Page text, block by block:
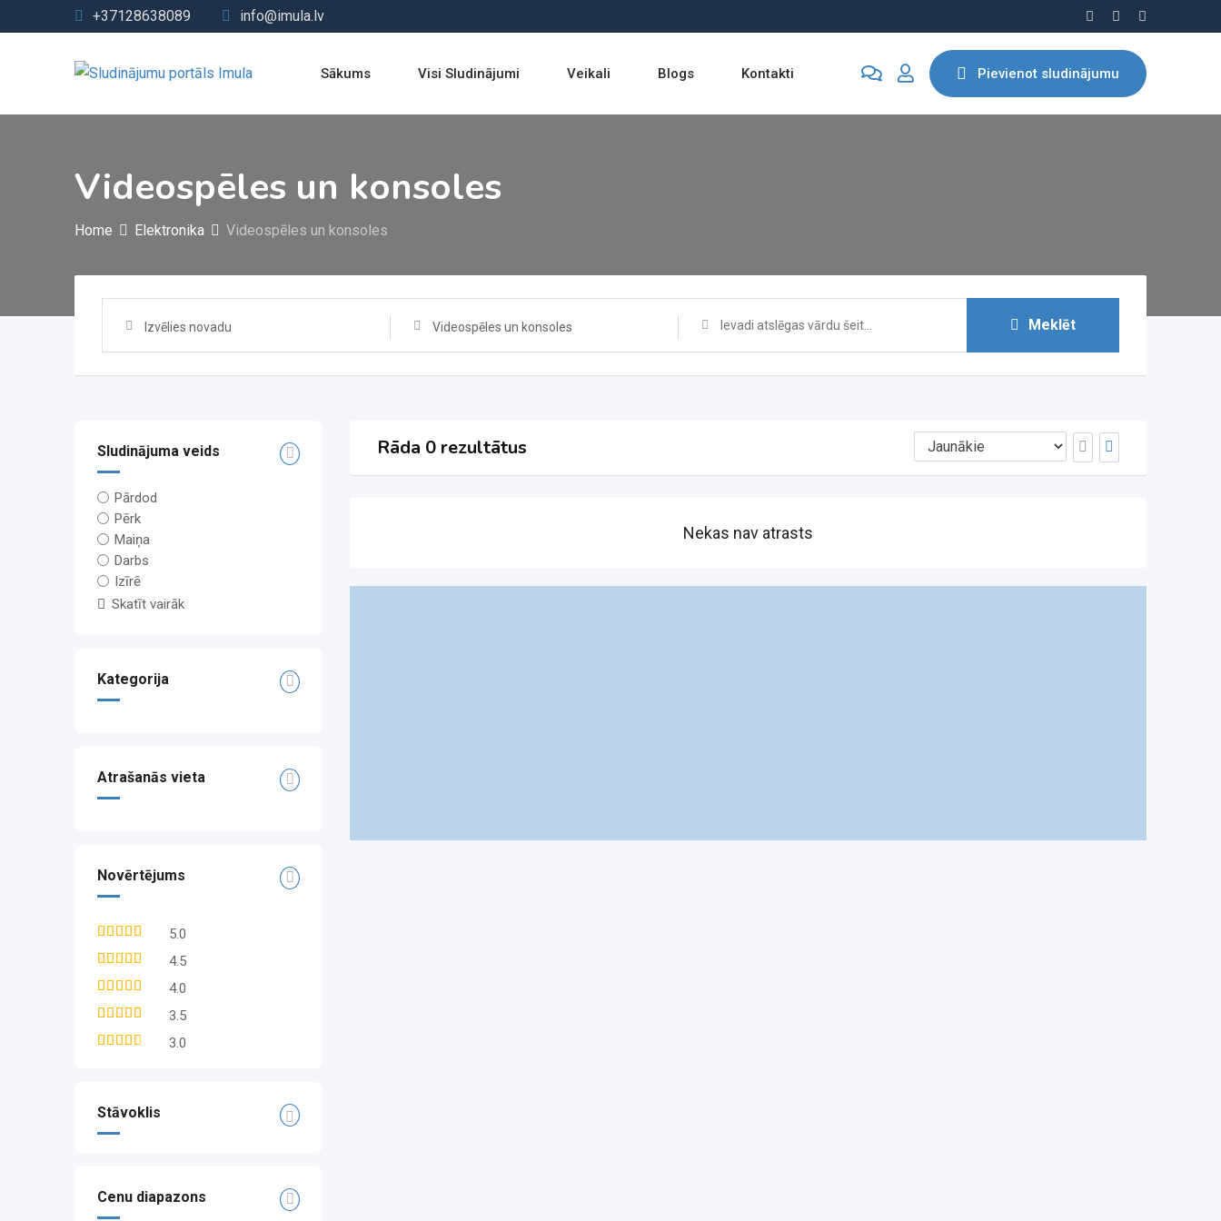
to
+37128638089 info@imula.lv
Sākums Visi Sludinājumi Veikali Blogs Kontakti Pievienot sludinājumu
Videospēles un konsoles
Home Elektronika Videospēles un konsoles
Izvēlies novadu Videospēles un konsoles Meklēt
Sludinājuma veids
Pārdod
Pērk
Maiņa
Darbs
Izīrē
Skatīt vairāk
Kategorija
Atrašanās vieta
Novērtējums
5.0
4.5
4.0
3.5
3.0
Stāvoklis
Cenu diapazons
Rāda 0 rezultātus
Nekas nav atrasts